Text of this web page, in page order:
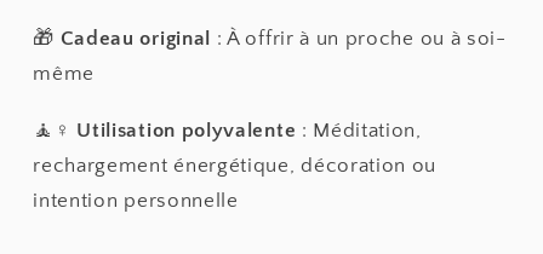
🎁 Cadeau original
: À offrir à un proche ou à soi-
même
🧘♀️ Utilisation polyvalente : Méditation,
rechargement énergétique, décoration ou
intention personnelle